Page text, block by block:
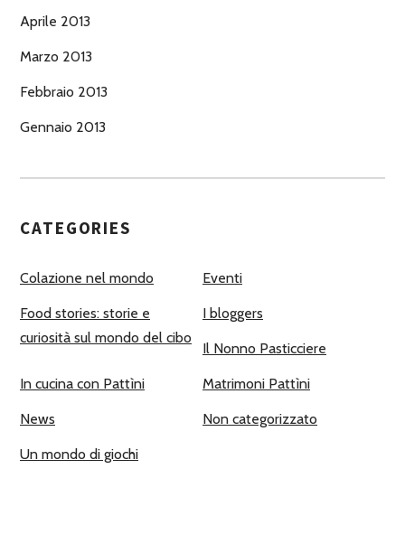
Aprile 2013
Marzo 2013
Febbraio 2013
Gennaio 2013
CATEGORIES
Colazione nel mondo Eventi
Food stories: storie e
curiosità sul mondo del cibo
I bloggers
Il Nonno Pasticciere
In cucina con Pattìni Matrimoni Pattìni
News Non categorizzato
Un mondo di giochi